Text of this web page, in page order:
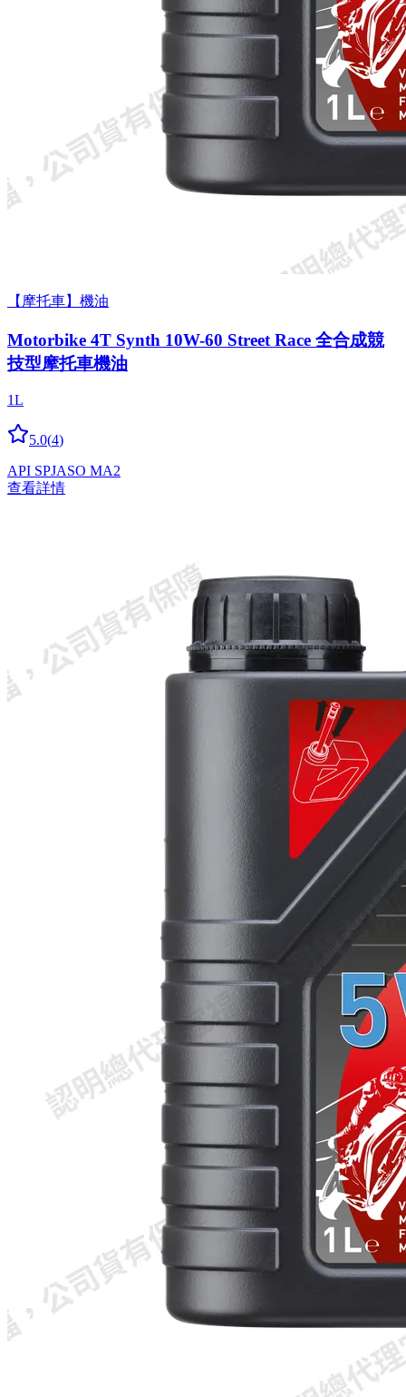
【摩托車】機油
Motorbike 4T Synth 10W-60 Street Race 全合成競
技型摩托車機油
1L
5.0(4)
API SPJASO MA2
查看詳情